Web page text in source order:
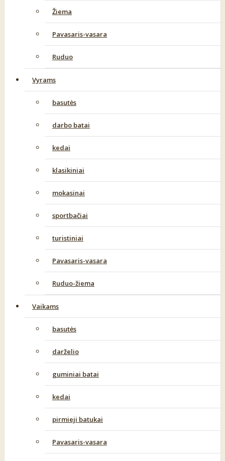
Žiema
Pavasaris-vasara
Ruduo
Vyrams
basutės
darbo batai
kedai
klasikiniai
mokasinai
sportbačiai
turistiniai
Pavasaris-vasara
Ruduo-žiema
Vaikams
basutės
darželio
guminiai batai
kedai
pirmieji batukai
Pavasaris-vasara